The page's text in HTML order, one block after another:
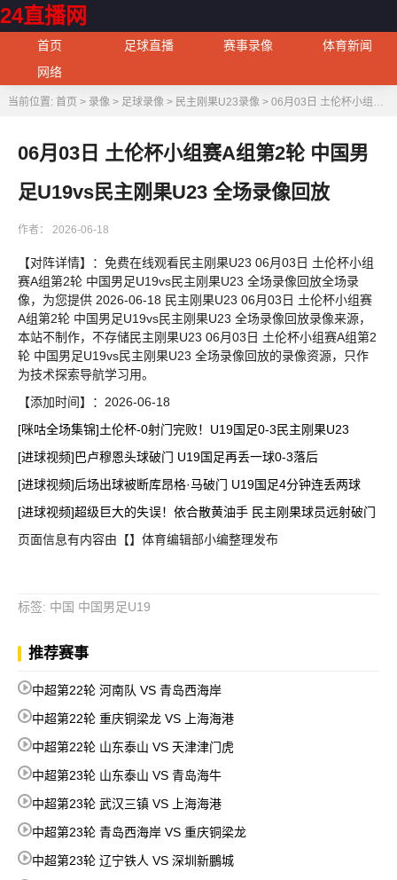
24直播网
首页 足球直播 赛事录像
体育新闻
网络
当前位置: 首页 > 录像> 足球录像> 民主刚果U23录像> 06月03日 土伦杯小组赛A组第2轮 中国男足U19vs民主刚果U23 全场录像回放
06月03日 土伦杯小组赛A组第2轮 中国男
足U19vs民主刚果U23 全场录像回放
作者： 2026-06-18
【对阵详情】：免费在线观看民主刚果U23 06月03日 土伦杯小组
赛A组第2轮 中国男足U19vs民主刚果U23 全场录像回放全场录
像，为您提供 2026-06-18 民主刚果U23 06月03日 土伦杯小组赛
A组第2轮 中国男足U19vs民主刚果U23 全场录像回放录像来源，
本站不制作，不存储民主刚果U23 06月03日 土伦杯小组赛A组第2
轮 中国男足U19vs民主刚果U23 全场录像回放的录像资源，只作
为技术探索导航学习用。
【添加时间】：2026-06-18
[咪咕全场集锦]土伦杯-0射门完败！U19国足0-3民主刚果U23
[进球视频]巴卢穆恩头球破门 U19国足再丢一球0-3落后
[进球视频]后场出球被断库昂格·马破门 U19国足4分钟连丢两球
[进球视频]超级巨大的失误！依合散黄油手 民主刚果球员远射破门
页面信息有内容由【】体育编辑部小编整理发布
标签: 中国 中国男足U19
推荐赛事
中超第22轮 河南队 VS 青岛西海岸
中超第22轮 重庆铜梁龙 VS 上海海港
中超第22轮 山东泰山 VS 天津津门虎
中超第23轮 山东泰山 VS 青岛海牛
中超第23轮 武汉三镇 VS 上海海港
中超第23轮 青岛西海岸 VS 重庆铜梁龙
中超第23轮 辽宁铁人 VS 深圳新鵬城